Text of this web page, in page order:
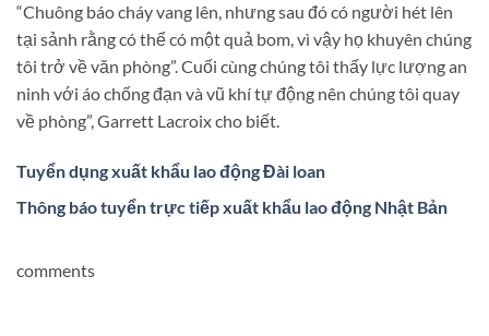
“Chuông báo cháy vang lên, nhưng sau đó có người hét lên
tại sảnh rằng có thể có một quả bom, vì vậy họ khuyên chúng
tôi trở về văn phòng”. Cuối cùng chúng tôi thấy lực lượng an
ninh với áo chống đạn và vũ khí tự động nên chúng tôi quay
về phòng”, Garrett Lacroix cho biết.
Tuyển dụng xuất khẩu lao động Đài loan
Thông báo tuyển trực tiếp xuất khẩu lao động Nhật Bản
comments